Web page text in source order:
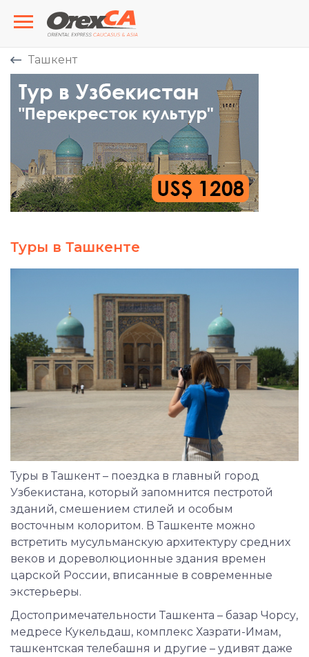
Ташкент
Туры в Ташкенте
Туры в Ташкент – поездка в главный город
Узбекистана, который запомнится пестротой
зданий, смешением стилей и особым
восточным колоритом. В Ташкенте можно
встретить мусульманскую архитектуру средних
веков и дореволюционные здания времен
царской России, вписанные в современные
экстерьеры.
Достопримечательности Ташкента – базар Чорсу,
медресе Кукельдаш, комплекс Хазрати-Имам,
ташкентская телебашня и другие – удивят даже